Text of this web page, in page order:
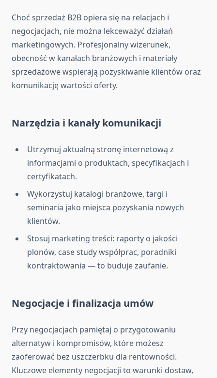
Choć sprzedaż B2B opiera się na relacjach i
negocjacjach, nie można lekceważyć działań
marketingowych. Profesjonalny wizerunek,
obecność w kanałach branżowych i materiały
sprzedażowe wspierają pozyskiwanie klientów oraz
komunikację wartości oferty.
Narzędzia i kanały komunikacji
Utrzymuj aktualną stronę internetową z
informacjami o produktach, specyfikacjach i
certyfikatach.
Wykorzystuj katalogi branżowe, targi i
seminaria jako miejsca pozyskania nowych
klientów.
Stosuj marketing treści: raporty o jakości
plonów, case study współprac, poradniki
kontraktowania — to buduje zaufanie.
Negocjacje i finalizacja umów
Przy negocjacjach pamiętaj o przygotowaniu
alternatyw i kompromisów, które możesz
zaoferować bez uszczerbku dla rentowności.
Kluczowe elementy negocjacji to warunki dostaw,